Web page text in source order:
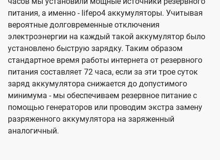
питания, а именно - lifepo4 аккумуляторы. Учитывая
вероятные долговременные отключения
электроэнергии на каждый такой аккумулятор было
установлено быструю зарядку. Таким образом
стандартное время работы интернета от резервного
питания составляет 72 часа, если за эти трое суток
заряд аккумулятора снижается до допустимого
минимума - мы обеспечиваем резервное питание с
помощью генераторов или проводим экстра замену
разряженного аккумулятора на заряженный
аналогичный.